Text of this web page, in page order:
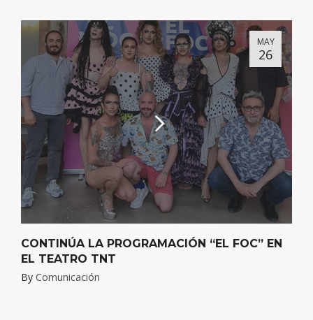
MAY
26
CONTINÚA LA PROGRAMACIÓN “EL FOC” EN
EL TEATRO TNT
By Comunicación